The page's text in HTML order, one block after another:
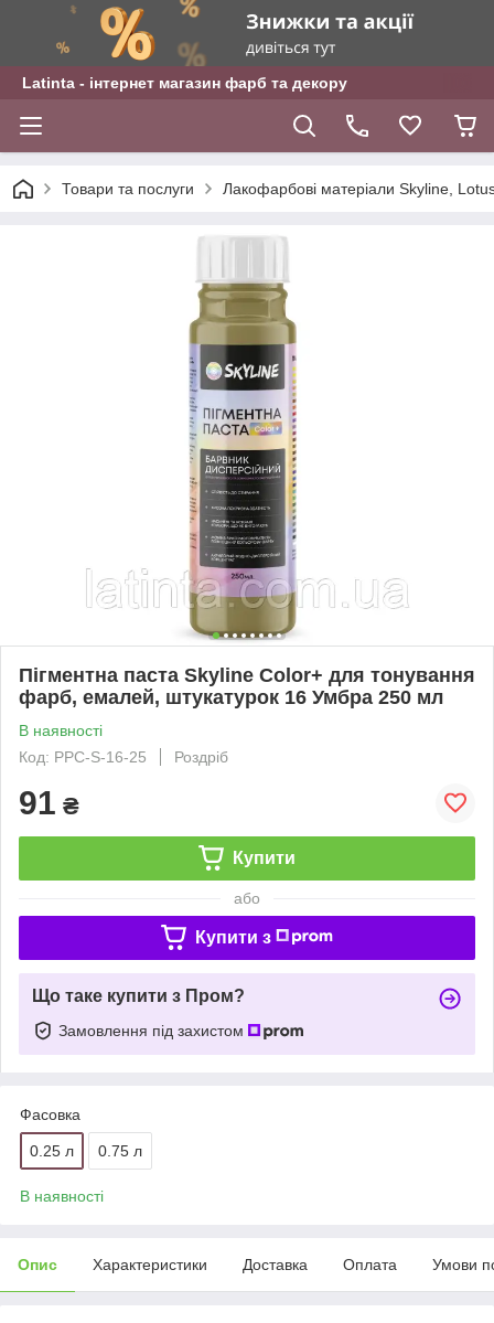
Latinta - інтернет магазин фарб та декору
Товари та послуги Лакофарбові матеріали Skyline,
Пігментна паста Skyline Color+ для тонування
фарб, емалей, штукатурок 16 Умбра 250 мл
В наявності
Код: PPC-S-16-25
Роздріб
91 ₴
Купити
або
Купити з
Що таке купити з Пром?
Замовлення під захистом
Фасовка
0.25 л 0.75 л
В наявності
Опис Характеристики Доставка Оплата Умови